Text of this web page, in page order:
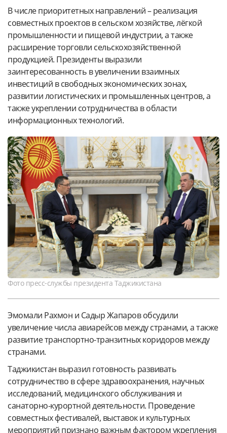
В числе приоритетных направлений – реализация
совместных проектов в сельском хозяйстве, лёгкой
промышленности и пищевой индустрии, а также
расширение торговли сельскохозяйственной
продукцией. Президенты выразили
заинтересованность в увеличении взаимных
инвестиций в свободных экономических зонах,
развитии логистических и промышленных центров, а
также укреплении сотрудничества в области
информационных технологий.
Фото пресс-службы президента Таджикистана
Эмомали Рахмон и Садыр Жапаров обсудили
увеличение числа авиарейсов между странами, а также
развитие транспортно-транзитных коридоров между
странами.
Таджикистан выразил готовность развивать
сотрудничество в сфере здравоохранения, научных
исследований, медицинского обслуживания и
санаторно-курортной деятельности. Проведение
совместных фестивалей, выставок и культурных
мероприятий признано важным фактором укрепления